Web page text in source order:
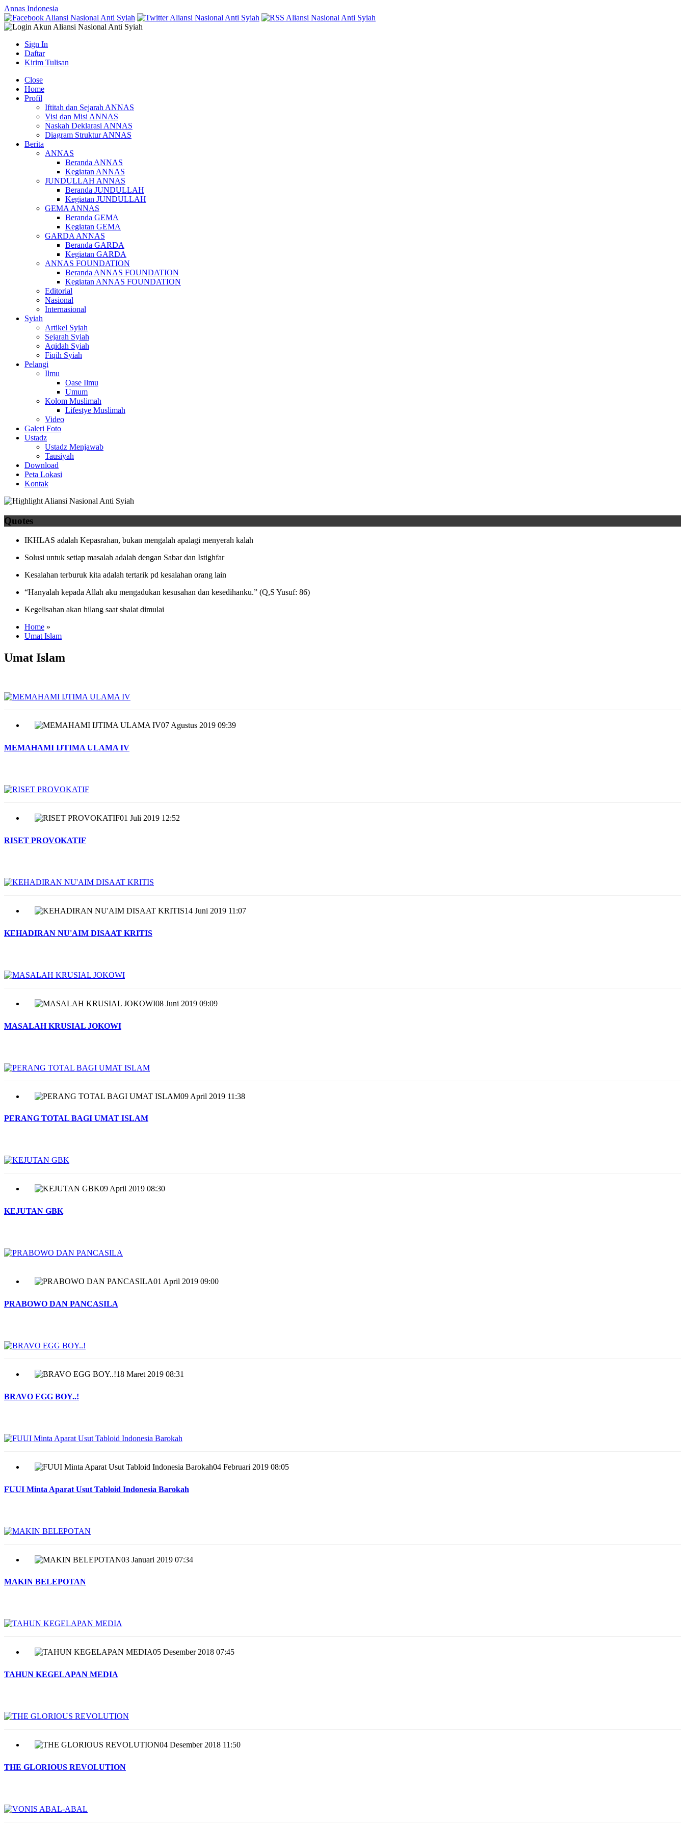
Annas Indonesia
Sign In
Daftar
Kirim Tulisan
Close
Home
Profil
Iftitah dan Sejarah ANNAS
Visi dan Misi ANNAS
Naskah Deklarasi ANNAS
Diagram Struktur ANNAS
Berita
ANNAS
Beranda ANNAS
Kegiatan ANNAS
JUNDULLAH ANNAS
Beranda JUNDULLAH
Kegiatan JUNDULLAH
GEMA ANNAS
Beranda GEMA
Kegiatan GEMA
GARDA ANNAS
Beranda GARDA
Kegiatan GARDA
ANNAS FOUNDATION
Beranda ANNAS FOUNDATION
Kegiatan ANNAS FOUNDATION
Editorial
Nasional
Internasional
Syiah
Artikel Syiah
Sejarah Syiah
Aqidah Syiah
Fiqih Syiah
Pelangi
Ilmu
Oase Ilmu
Umum
Kolom Muslimah
Lifestye Muslimah
Video
Galeri Foto
Ustadz
Ustadz Menjawab
Tausiyah
Download
Peta Lokasi
Kontak
Quotes
IKHLAS adalah Kepasrahan, bukan mengalah apalagi menyerah kalah
Solusi untuk setiap masalah adalah dengan Sabar dan Istighfar
Kesalahan terburuk kita adalah tertarik pd kesalahan orang lain
“Hanyalah kepada Allah aku mengadukan kesusahan dan kesedihanku.” (Q,S Yusuf: 86)
Kegelisahan akan hilang saat shalat dimulai
Home »
Umat Islam
Umat Islam
07 Agustus 2019 09:39
MEMAHAMI IJTIMA ULAMA IV
01 Juli 2019 12:52
RISET PROVOKATIF
14 Juni 2019 11:07
KEHADIRAN NU'AIM DISAAT KRITIS
08 Juni 2019 09:09
MASALAH KRUSIAL JOKOWI
09 April 2019 11:38
PERANG TOTAL BAGI UMAT ISLAM
09 April 2019 08:30
KEJUTAN GBK
01 April 2019 09:00
PRABOWO DAN PANCASILA
18 Maret 2019 08:31
BRAVO EGG BOY..!
04 Februari 2019 08:05
FUUI Minta Aparat Usut Tabloid Indonesia Barokah
03 Januari 2019 07:34
MAKIN BELEPOTAN
05 Desember 2018 07:45
TAHUN KEGELAPAN MEDIA
04 Desember 2018 11:50
THE GLORIOUS REVOLUTION